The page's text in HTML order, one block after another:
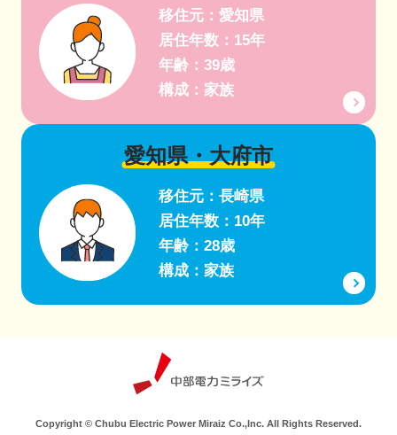
移住元：愛知県
居住年数：15年
年齢：39歳
構成：家族
愛知県・大府市
移住元：長崎県
居住年数：10年
年齢：28歳
構成：家族
Copyright © Chubu Electric Power Miraiz Co.,Inc. All Rights Reserved.